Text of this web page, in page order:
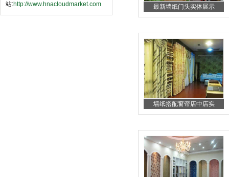
站:http://www.hnacloudmarket.com 最新墙纸门头实体展示
墙纸搭配窗帘店中店实